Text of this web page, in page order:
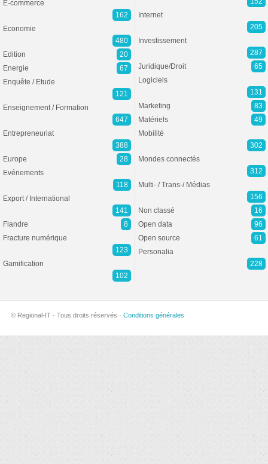
E-commerce
162
Economie
480
Edition
20
Energie
67
Enquête / Etude
121
Enseignement / Formation
647
Entrepreneuriat
388
Europe
28
Evénements
118
Export / International
141
Flandre
8
Fracture numérique
123
Gamification
102
Internet
205
Investissement
287
Juridique/Droit
65
Logiciels
131
Marketing
83
Matériels
49
Mobilité
302
Mondes connectés
312
Multi- / Trans-/ Médias
156
Non classé
16
Open data
96
Open source
61
Personalia
228
© Regional-IT · Tous droits réservés · Conditions générales